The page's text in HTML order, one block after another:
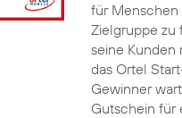
für Menschen
Zielgruppe zu
seine Kunden
das Ortel
Gewinner
Gutschein für